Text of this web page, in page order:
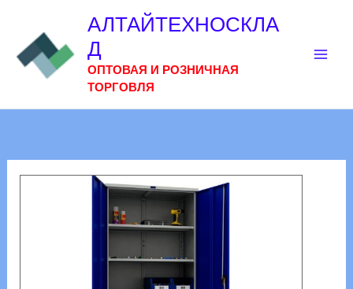
содержимому
АЛТАЙТЕХНОСКЛА
Д
ОПТОВАЯ И РОЗНИЧНАЯ
ТОРГОВЛЯ